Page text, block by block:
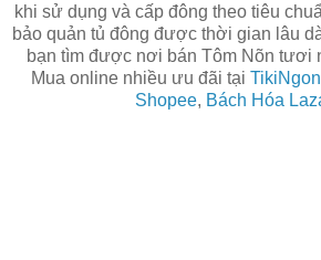
khi sử dụng và cấp đông theo tiêu
bảo quản tủ đông được thời gian lâu
bạn tìm được nơi bán Tôm Nõn tươi
Mua online nhiều ưu đãi tại TikiNgon
Shopee, Bách Hóa